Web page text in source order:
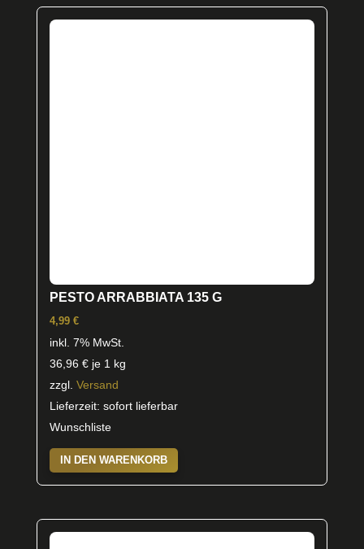
PESTO ARRABBIATA 135 G
4,99 €
inkl. 7% MwSt.
36,96 €je 1 kg
zzgl. Versand
Lieferzeit: sofort lieferbar
Wunschliste
IN DEN WARENKORB